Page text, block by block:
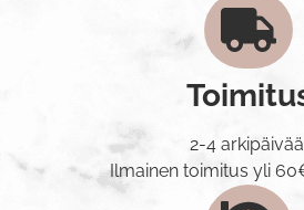
2-4
Ilmainen toimitus yli